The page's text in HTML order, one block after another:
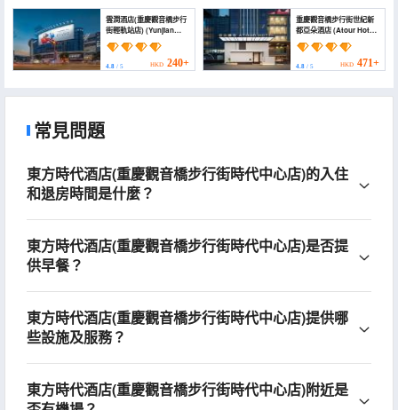
雲澗酒店(重慶觀音橋步行
街輕軌站店) (Yunjian
Hotel (Chongqing
Guanyinqiao
Pedestrian Street))
4.8 / 5 HKD 240+
重慶觀音橋步行街世紀新
都亞朵酒店 (Atour Hotel
Century New Town,
Guanyinqiao
Pedestrian Street,
Chongqing)
4.8/ 5 HKD 471+
常見問題
東方時代酒店(重慶觀音橋步行街時代中心店)的入住
和退房時間是什麼？
東方時代酒店(重慶觀音橋步行街時代中心店)是否提
供早餐？
東方時代酒店(重慶觀音橋步行街時代中心店)提供哪
些設施及服務？
東方時代酒店(重慶觀音橋步行街時代中心店)附近是